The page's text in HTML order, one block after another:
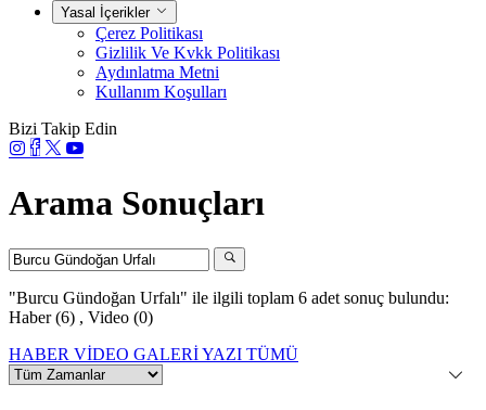
Yasal İçerikler
Çerez Politikası
Gizlilik Ve Kvkk Politikası
Aydınlatma Metni
Kullanım Koşulları
Bizi Takip Edin
Arama Sonuçları
"Burcu Gündoğan Urfalı" ile ilgili toplam 6 adet sonuç bulundu:
Haber (6) , Video (0)
HABER VİDEO GALERİYAZI TÜMÜ